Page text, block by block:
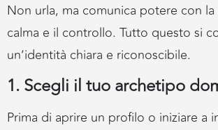
Non urla, ma comunica potere con la
calma e il controllo. Tutto questo si
un’identità chiara e riconoscibile.
1.Scegli il tuo archetipo
Prima di aprire un profilo o iniziare a